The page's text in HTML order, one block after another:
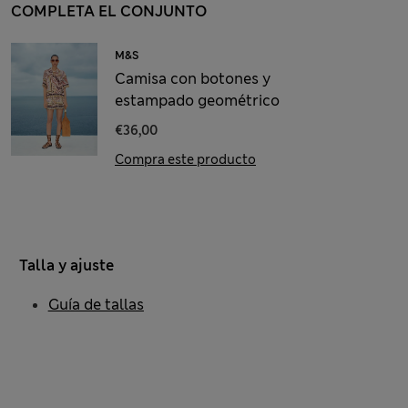
COMPLETA EL CONJUNTO
M&S
Camisa con botones y
estampado geométrico
€36,00
Compra este producto
Talla y ajuste
Guía de tallas